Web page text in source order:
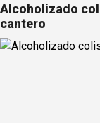
Alcoholizado
cantero